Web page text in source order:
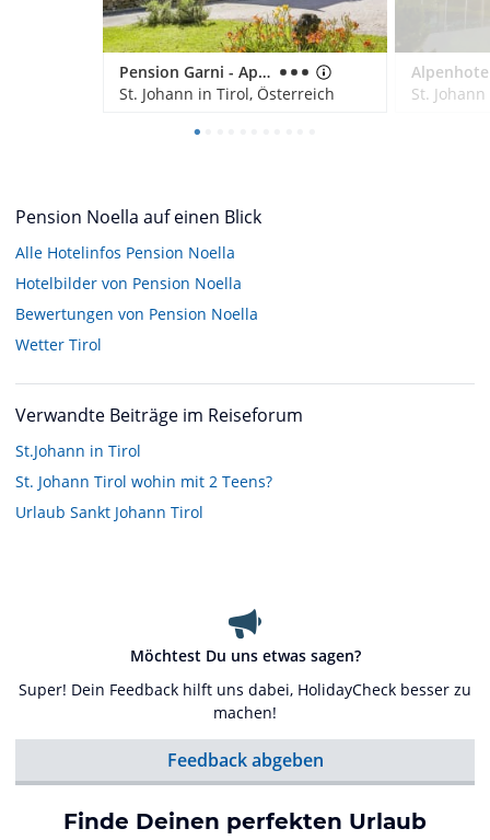
Pension Garni - Appartement Ortner
St. Johann in Tirol, Österreich
St.
Pension Noella auf einen Blick
Alle Hotelinfos Pension Noella
Hotelbilder von Pension Noella
Bewertungen von Pension Noella
Wetter Tirol
Verwandte Beiträge im Reiseforum
St.Johann in Tirol
St. Johann Tirol wohin mit 2 Teens?
Urlaub Sankt Johann Tirol
Möchtest Du uns etwas sagen?
Super! Dein Feedback hilft uns dabei, HolidayCheck besser zu
machen!
Feedback abgeben
Finde Deinen perfekten Urlaub